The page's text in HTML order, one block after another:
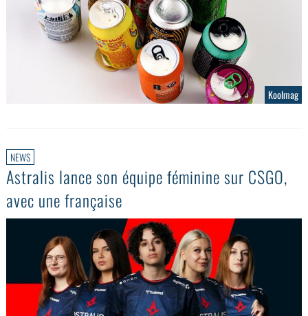
Koolmag
NEWS
Astralis lance son équipe féminine sur CSGO,
avec une française